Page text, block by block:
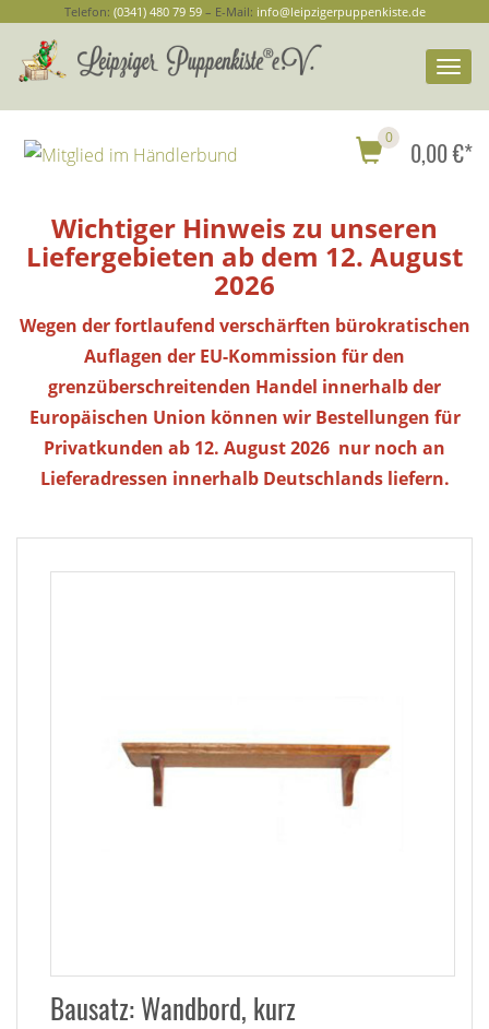
Telefon: (0341) 480 79 59– E-Mail: info@leipzigerpuppenkiste.de
0 0,00 €*
Wichtiger Hinweis zu unseren
Liefergebieten ab dem 12. August
2026
Wegen der fortlaufend verschärften bürokratischen
Auflagen der EU-Kommission für den
grenzüberschreitenden Handel innerhalb der
Europäischen Union können wir Bestellungen für
Privatkunden ab 12. August 2026 nur noch an
Lieferadressen innerhalb Deutschlands liefern.
Bausatz: Wandbord, kurz